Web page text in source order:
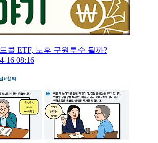
콜 ETF, 노후 구원투수 될까?
16 08:16